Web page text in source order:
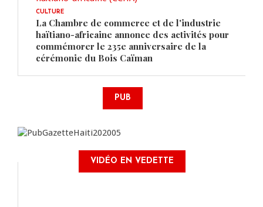
CULTURE
La Chambre de commerce et de l'industrie
haïtiano-africaine annonce des activités pour
commémorer le 235e anniversaire de la
cérémonie du Bois Caïman
PUB
VIDÉO EN VEDETTE